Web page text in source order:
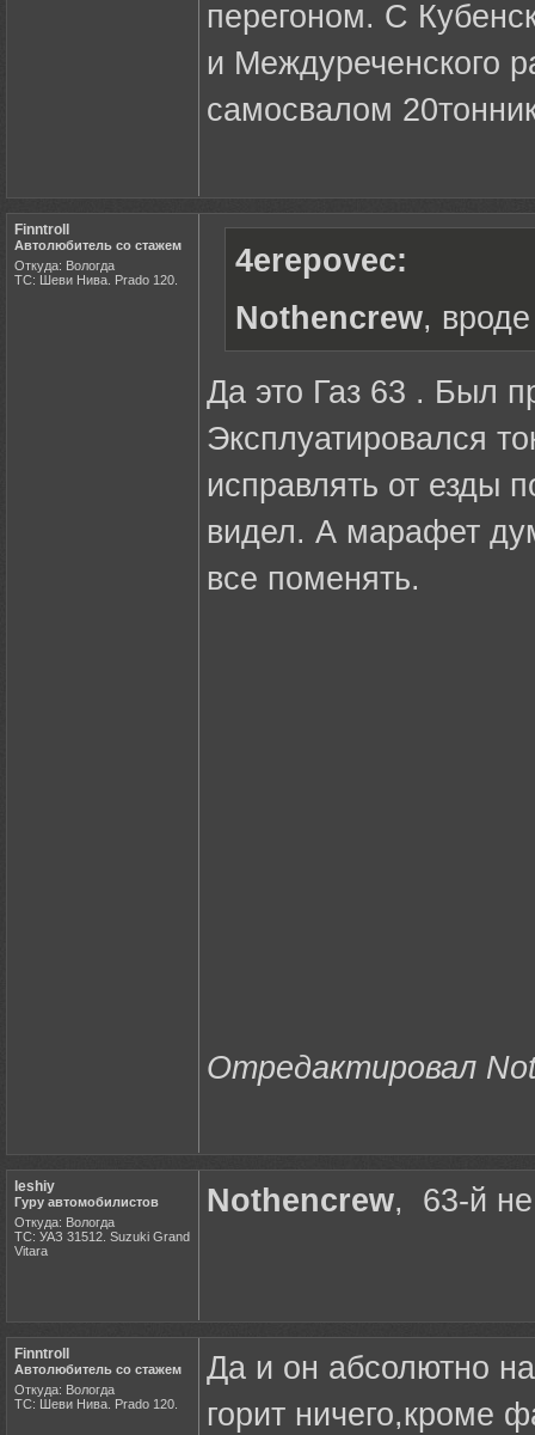
перегоном. С
и Междуреченского
самосвалом
Finntroll
Автолюбитель со стажем
Откуда: Вологда
ТС: Шеви Нива. Prado 120.
4erepovec:
Nothencrew,
Да это Газ 63 . Был
Эксплуатировался
исправлять от езды
видел. А марафет
все поменять.
Отредактировал
leshiy
Гуру автомобилистов
Откуда: Вологда
ТС: УАЗ 31512. Suzuki Grand
Vitara
Nothencrew, 63-й
Finntroll
Автолюбитель со стажем
Откуда: Вологда
ТС: Шеви Нива. Prado 120.
Да и он абсолютно
горит ничего,кроме